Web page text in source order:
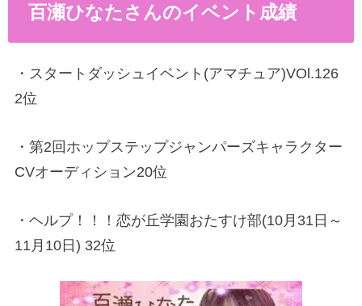
百瀬ひなたさんのイベント成績
・スタートダッシュイベント(アマチュア)VOl.126
2位
・第2回ホップステップジャンパーズキャラクター
CVオーディション20位
・ヘルプ！！！恋が丘学園おたすけ部(10月31日～
11月10日) 32位